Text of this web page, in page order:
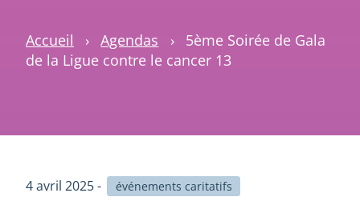
Accueil › Agendas › 5ème Soirée de Gala
de la Ligue contre le cancer 13
4 avril 2025 - événements caritatifs